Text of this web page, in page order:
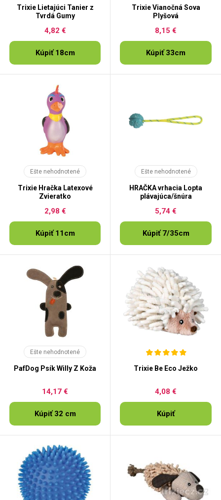
Trixie Lietajúci Tanier z
Tvrdá Gumy
4,82 €
Kúpiť 18cm
Trixie Vianočná Sova
Plyšová
8,15 €
Kúpiť 33cm
Ešte nehodnotené
Trixie Hračka Latexové
Zvieratko
2,98 €
Kúpiť 11cm
Ešte nehodnotené
HRAČKA vrhacia Lopta
plávajúca/šnúra
5,74 €
Kúpiť 7/35cm
Ešte nehodnotené
PafDog Psík Willy Z Koža
14,17 €
Kúpiť 32 cm
Trixie Be Eco Ježko
4,08 €
Kúpiť